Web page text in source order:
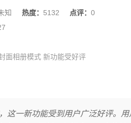
知 热度： 5132 点评： 0
面相册模式 新功能受好评
这一新功能受到用户广泛好评。